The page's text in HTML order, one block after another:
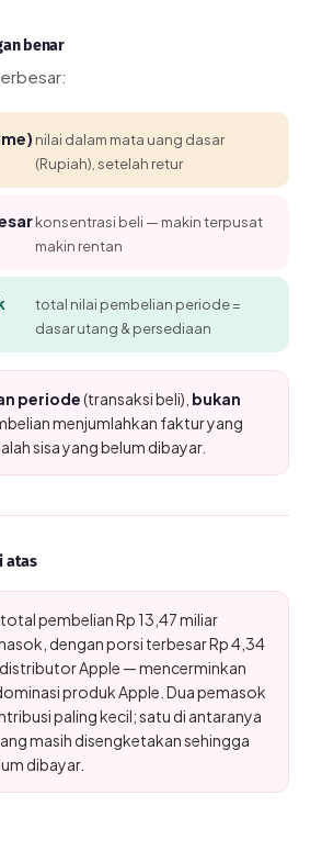
benar
nilai dalam mata uang dasar
(Rupiah), setelah retur
konsentrasi beli — makin terpusat
makin rentan
total nilai pembelian periode =
dasar utang & persediaan
periode(transaksi beli), bukan
menjumlahkan faktur yang
sisa yang belum dibayar.
atas
pembelian Rp 13,47 miliar
dengan porsi terbesar Rp 4,34
Apple — mencerminkan
produk Apple. Dua pemasok
paling kecil; satu di antaranya
masih disengketakan sehingga
dibayar.